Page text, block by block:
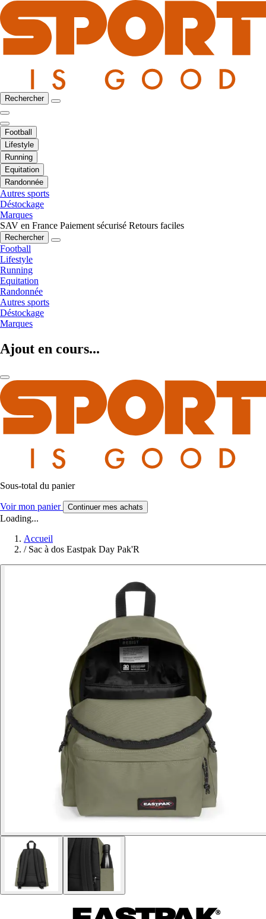
Rechercher
Football
Lifestyle
Running
Equitation
Randonnée
Autres sports
Déstockage
Marques
SAV en France Paiement sécurisé Retours faciles
Rechercher
Football
Lifestyle
Running
Equitation
Randonnée
Autres sports
Déstockage
Marques
Ajout en cours...
Sous-total du panier
Voir mon panier Continuer mes achats
Loading...
Accueil
/ Sac à dos Eastpak Day Pak'R